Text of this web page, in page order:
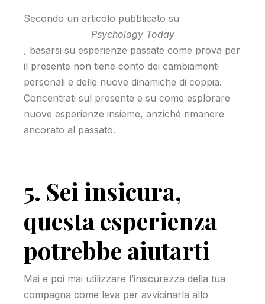
Secondo un articolo pubblicato su
Psychology Today
, basarsi su esperienze passate come prova per
il presente non tiene conto dei cambiamenti
personali e delle nuove dinamiche di coppia.
Concentrati sul presente e su come esplorare
nuove esperienze insieme, anziché rimanere
ancorato al passato.
5. Sei insicura,
questa esperienza
potrebbe aiutarti
Mai e poi mai utilizzare l’insicurezza della tua
compagna come leva per avvicinarla allo